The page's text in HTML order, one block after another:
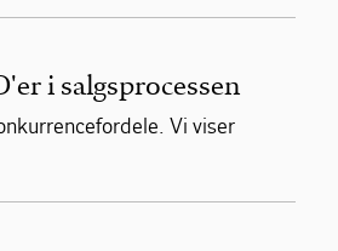
i salgsprocessen
Vi viser